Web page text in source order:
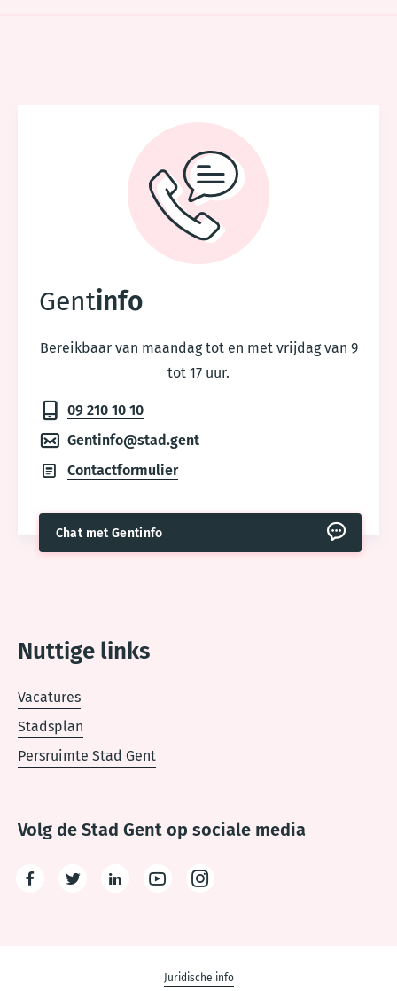
Gentinfo
Bereikbaar van maandag tot en met vrijdag van 9
tot 17 uur.
09 210 10 10
Gentinfo@stad.gent
Contactformulier
Chat met Gentinfo
Nuttige links
Vacatures
Stadsplan
Persruimte Stad Gent
Volg de Stad Gent op sociale media
YoutubeInstagram
Juridische info